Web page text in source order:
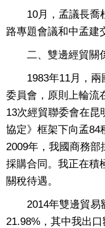
10月，孟議長喬杜
路專題會議和中孟建
二、雙邊經貿關
1983年11月，兩
委員會，原則上輪流
13次經貿聯委會在昆
協定》框架下向孟84
2009年，我國商務
採購合同。我正在積
關稅待遇。
2014年雙邊貿易
21.98%，其中我出